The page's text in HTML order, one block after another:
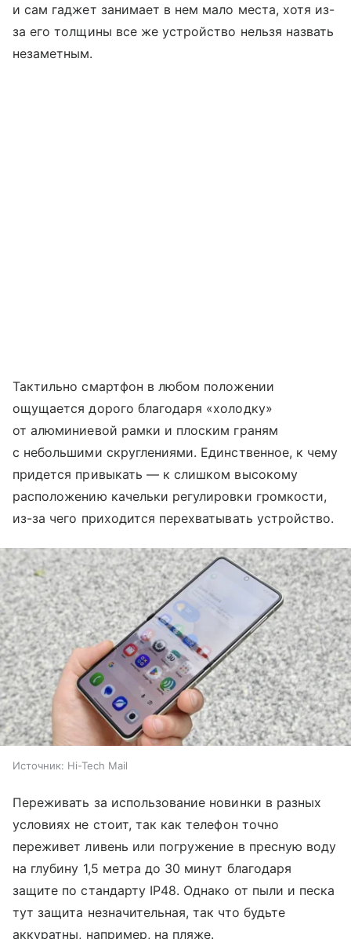
и сам гаджет занимает в нем мало места, хотя из-
за его толщины все же устройство нельзя назвать
незаметным.
Тактильно смартфон в любом положении
ощущается дорого благодаря «холодку»
от алюминиевой рамки и плоским граням
с небольшими скруглениями. Единственное, к чему
придется привыкать — к слишком высокому
расположению качельки регулировки громкости,
из-за чего приходится перехватывать устройство.
Источник: Hi-Tech Mail
Переживать за использование новинки в разных
условиях не стоит, так как телефон точно
переживет ливень или погружение в пресную воду
на глубину 1,5 метра до 30 минут благодаря
защите по стандарту IP48. Однако от пыли и песка
тут защита незначительная, так что будьте
аккуратны, например, на пляже.